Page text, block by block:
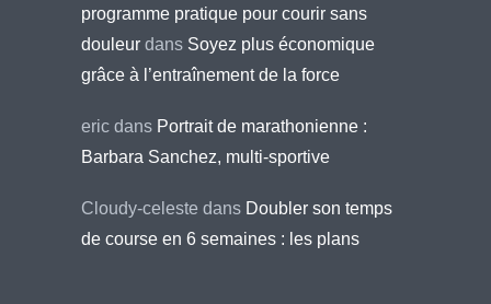
programme pratique pour courir sans
douleur dans Soyez plus économique
grâce à l’entraînement de la force
eric dans Portrait de marathonienne :
Barbara Sanchez, multi-sportive
Cloudy-celeste dans Doubler son temps
de course en 6 semaines : les plans